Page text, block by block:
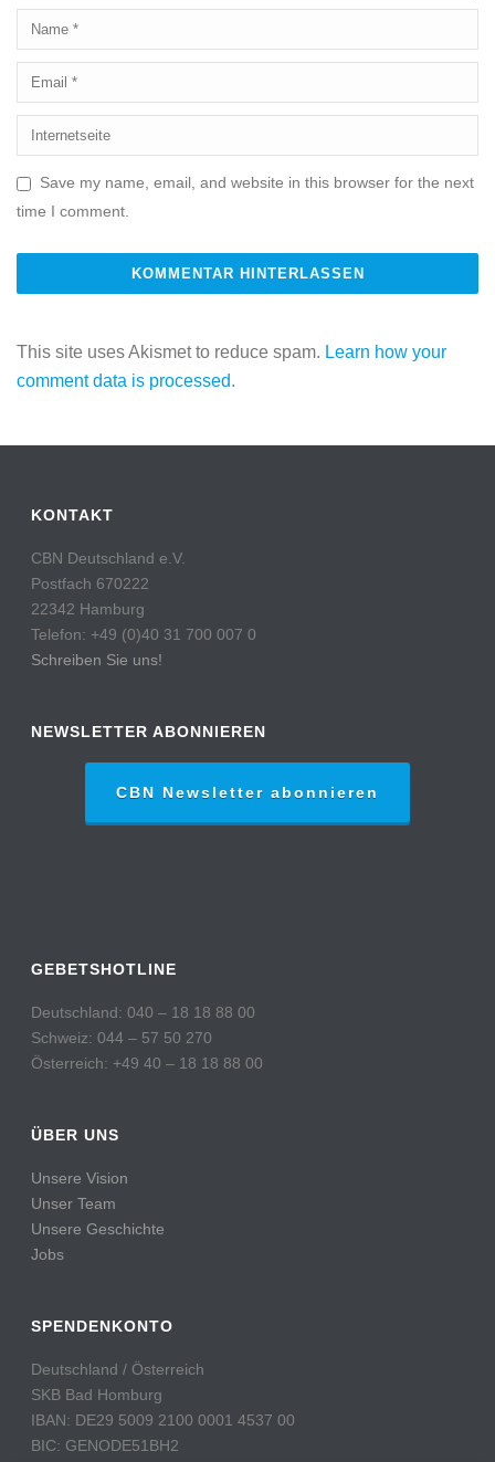
Save my name, email, and website in this browser for the next
time I comment.
This site uses Akismet to reduce spam. Learn how your
comment data is processed.
KONTAKT
CBN Deutschland e.V.
Postfach 670222
22342 Hamburg
Telefon: +49 (0)40 31 700 007 0
Schreiben Sie uns!
NEWSLETTER ABONNIEREN
CBN Newsletter abonnieren
GEBETSHOTLINE
Deutschland: 040 – 18 18 88 00
Schweiz: 044 – 57 50 270
Österreich: +49 40 – 18 18 88 00
ÜBER UNS
Unsere Vision
Unser Team
Unsere Geschichte
Jobs
SPENDENKONTO
Deutschland / Österreich
SKB Bad Homburg
IBAN: DE29 5009 2100 0001 4537 00
BIC: GENODE51BH2